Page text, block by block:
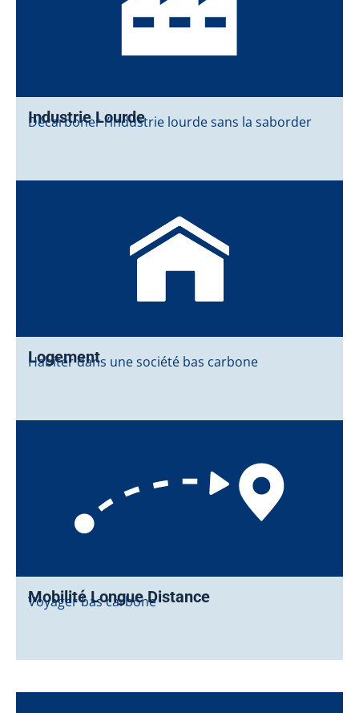
Industrie Lourde
Décarboner l’industrie lourde sans la saborder
Logement
Habiter dans une société bas carbone
Mobilité Longue Distance
Voyager bas carbone